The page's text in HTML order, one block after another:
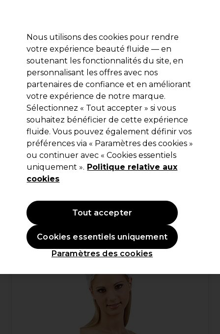
Se connecter
Marques Bons plans Coiffure Electro et Matériel
Livraison et délais
lire la suite
Sibel
Sibel Serre-Têtes Jetables x100
0 )
13,23 €22,05 € Hors TVA(TARIF PROFESSIONNEL)
15,88 €TVA incluse)
OFFRE
Nous utilisons des cookies pour rendre
votre expérience beauté fluide — en
soutenant les fonctionnalités du site, en
personnalisant les offres avec nos
partenaires de confiance et en améliorant
votre expérience de notre marque.
Sélectionnez « Tout accepter » si vous
souhaitez bénéficier de cette expérience
fluide. Vous pouvez également définir vos
préférences via « Paramètres des cookies »
ou continuer avec « Cookies essentiels
uniquement ». Politique relative aux
cookies
Paramètres des cookies
Cookies essentiels uniquement
Tout accepter